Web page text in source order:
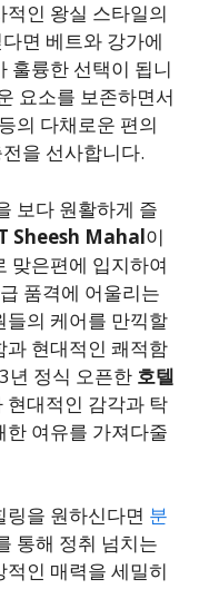
인 왕실 스타일의
면 베트와 강가에
훌륭한 선택이 됩니
요소를 보존하면서
의 다채로운 편의
을 선사합니다.
보다 원활하게 즐
Sheesh Mahal이
맞은편에 입지하여
품격에 어울리는
들의 케어를 만끽할
과 현대적인 쾌적함
년 정식 오픈한 호텔
현대적인 감각과 탁
여유를 가져다줄
을 원하신다면 분
통해 정취 넘치는
인 매력을 세밀히